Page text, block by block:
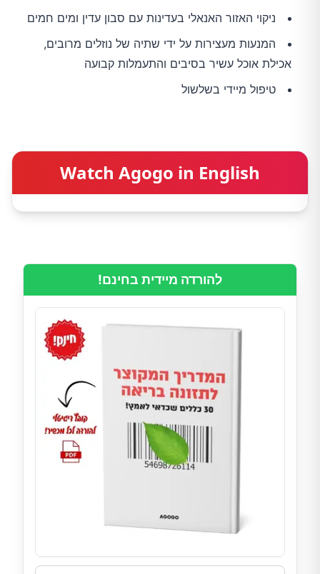
ניקוי האזור האנאלי בעדינות עם סבון עדין ומים חמים
המנעות מעצירות על ידי שתיה של נוזלים מרובים,
אכילת אוכל עשיר בסיבים והתעמלות קבועה
טיפול מיידי בשלשול
Watch Agogo in English
להורדה מיידית בחינם!